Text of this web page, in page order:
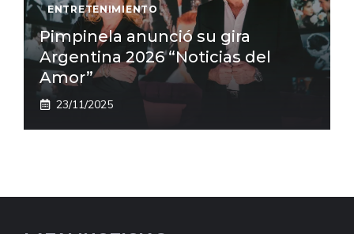
ENTRETENIMIENTO
Pimpinela anunció su gira
Argentina 2026 “Noticias del
Amor”
23/11/2025